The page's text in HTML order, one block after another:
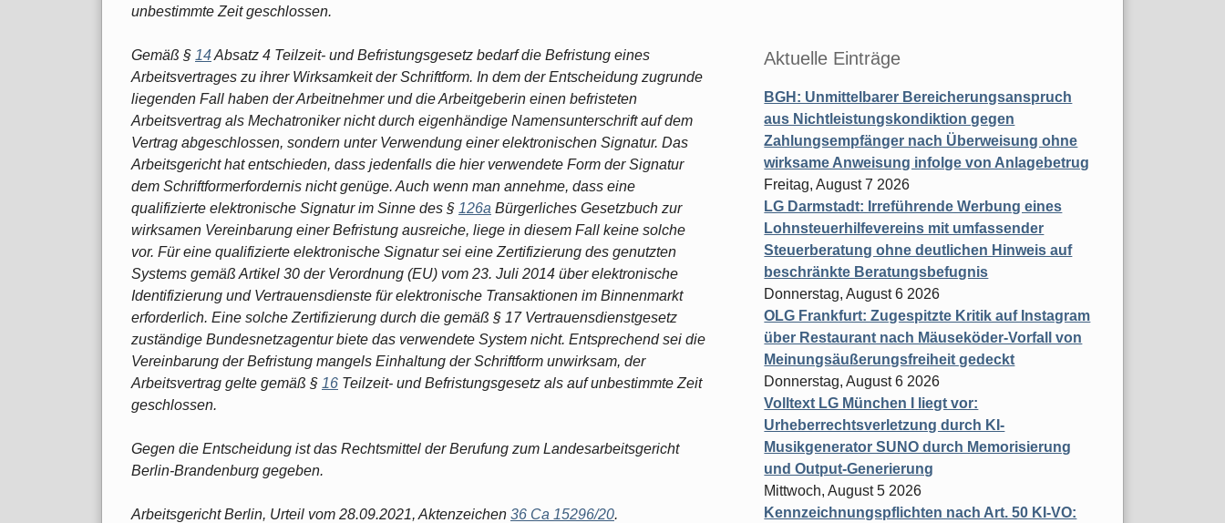
unbestimmte Zeit geschlossen.
Gemäß § 14Absatz 4 Teilzeit- und Befristungsgesetz bedarf die Befristung eines
Arbeitsvertrages zu ihrer Wirksamkeit der Schriftform. In dem der Entscheidung zugrunde
liegenden Fall haben der Arbeitnehmer und die Arbeitgeberin einen befristeten
Arbeitsvertrag als Mechatroniker nicht durch eigenhändige Namensunterschrift auf dem
Vertrag abgeschlossen, sondern unter Verwendung einer elektronischen Signatur. Das
Arbeitsgericht hat entschieden, dass jedenfalls die hier verwendete Form der Signatur
dem Schriftformerfordernis nicht genüge. Auch wenn man annehme, dass eine
qualifizierte elektronische Signatur im Sinne des § 126a Bürgerliches Gesetzbuch zur
wirksamen Vereinbarung einer Befristung ausreiche, liege in diesem Fall keine solche
vor. Für eine qualifizierte elektronische Signatur sei eine Zertifizierung des genutzten
Systems gemäß Artikel 30 der Verordnung (EU) vom 23. Juli 2014 über elektronische
Identifizierung und Vertrauensdienste für elektronische Transaktionen im Binnenmarkt
erforderlich. Eine solche Zertifizierung durch die gemäß § 17 Vertrauensdienstgesetz
zuständige Bundesnetzagentur biete das verwendete System nicht. Entsprechend sei die
Vereinbarung der Befristung mangels Einhaltung der Schriftform unwirksam, der
Arbeitsvertrag gelte gemäß § 16 Teilzeit- und Befristungsgesetz als auf unbestimmte Zeit
geschlossen.
Gegen die Entscheidung ist das Rechtsmittel der Berufung zum Landesarbeitsgericht
Berlin-Brandenburg gegeben.
Arbeitsgericht Berlin, Urteil vom 28.09.2021, Aktenzeichen 36 Ca 15296/20.
Aktuelle Einträge
BGH: Unmittelbarer Bereicherungsanspruch
aus Nichtleistungskondiktion gegen
Zahlungsempfänger nach Überweisung ohne
wirksame Anweisung infolge von Anlagebetrug
Freitag, August 7 2026
LG Darmstadt: Irreführende Werbung eines
Lohnsteuerhilfevereins mit umfassender
Steuerberatung ohne deutlichen Hinweis auf
beschränkte Beratungsbefugnis
Donnerstag, August 6 2026
OLG Frankfurt: Zugespitzte Kritik auf Instagram
über Restaurant nach Mäuseköder-Vorfall von
Meinungsäußerungsfreiheit gedeckt
Donnerstag, August 6 2026
Volltext LG München I liegt vor:
Urheberrechtsverletzung durch KI-
Musikgenerator SUNO durch Memorisierung
und Output-Generierung
Mittwoch, August 5 2026
Kennzeichnungspflichten nach Art. 50 KI-VO: